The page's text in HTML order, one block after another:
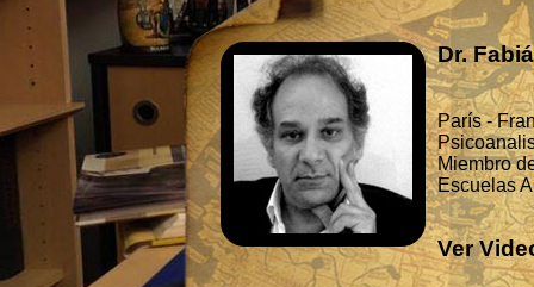
Dr.
París -
Miembro
Escuelas
Ver